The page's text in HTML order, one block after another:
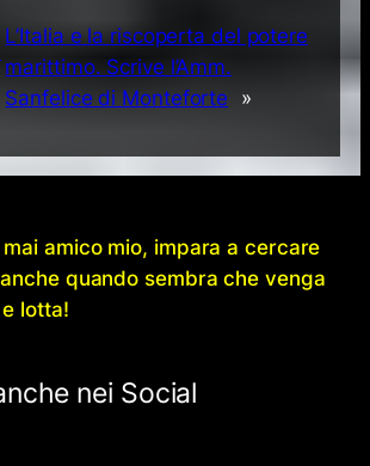
L’Italia e la riscoperta del potere
marittimo. Scrive l’Amm.
Sanfelice di Monteforte
»
amico mio, impara a cercare
quando sembra che venga
lotta!
nei Social